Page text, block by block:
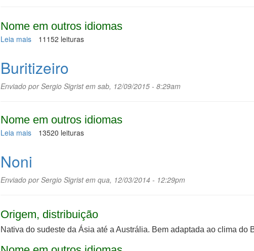
Nome em outros idiomas
Leia maissobre
11152 leituras
Buritizeiro
Enviado porSergio Sigristem sab, 12/09/2015 - 8:29am
Nome em outros idiomas
Leia maissobre
13520 leituras
Noni
Enviado porSergio Sigristem qua, 12/03/2014 - 12:29pm
Origem, distribuição
Nativa do sudeste da Ásia até a Austrália. Bem adaptada ao clima do